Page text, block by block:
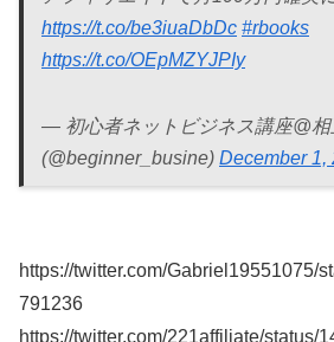
https://t.co/be3iuaDbDc #rbooks
https://t.co/OEpMZYJPIy
— 初心者ネットビジネス講座@相
(@beginner_busine) December 1,
https://twitter.com/Gabriel19551075/
791236
https://twitter.com/221affiliate/status/